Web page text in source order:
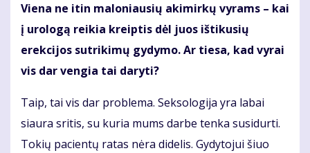
Viena ne itin maloniausių akimirkų vyrams – kai
į urologą reikia kreiptis dėl juos ištikusių
erekcijos sutrikimų gydymo. Ar tiesa, kad vyrai
vis dar vengia tai daryti?
Taip, tai vis dar problema. Seksologija yra labai
siaura sritis, su kuria mums darbe tenka susidurti.
Tokių pacientų ratas nėra didelis. Gydytojui šiuo